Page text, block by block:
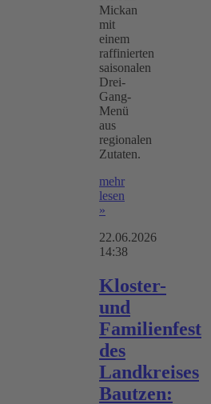
Mickan
mit
einem
raffinierten
saisonalen
Drei-
Gang-
Menü
aus
regionalen
Zutaten.
mehr
lesen
»
22.06.2026
14:38
Kloster-
und
Familienfest
des
Landkreises
Bautzen: